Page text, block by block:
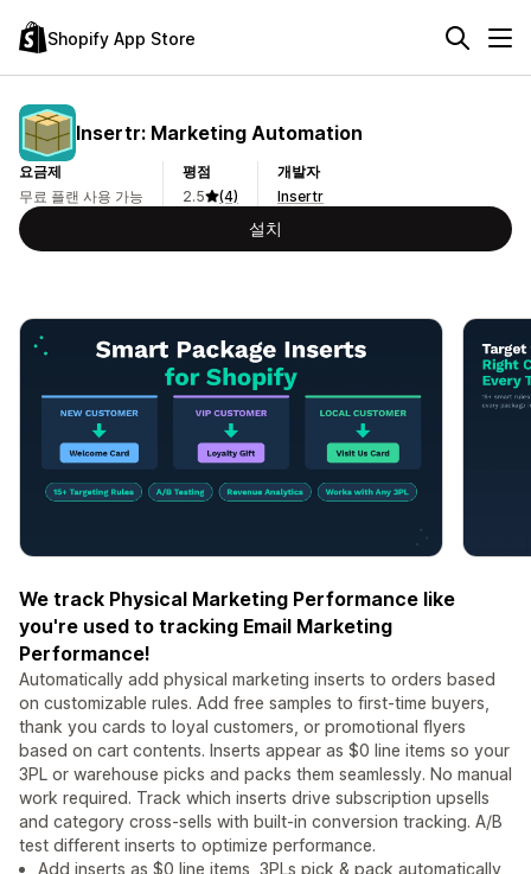
Shopify App Store
Insertr: Marketing Automation
요금제
무료 플랜 사용 가능
평점
2.5
(4)
개발자
Insertr
설치
We track Physical Marketing Performance like
you're used to tracking Email Marketing
Performance!
Automatically add physical marketing inserts to orders based
on customizable rules. Add free samples to first-time buyers,
thank you cards to loyal customers, or promotional flyers
based on cart contents. Inserts appear as $0 line items so your
3PL or warehouse picks and packs them seamlessly. No manual
work required. Track which inserts drive subscription upsells
and category cross-sells with built-in conversion tracking. A/B
test different inserts to optimize performance.
Add inserts as $0 line items, 3PLs pick & pack automatically